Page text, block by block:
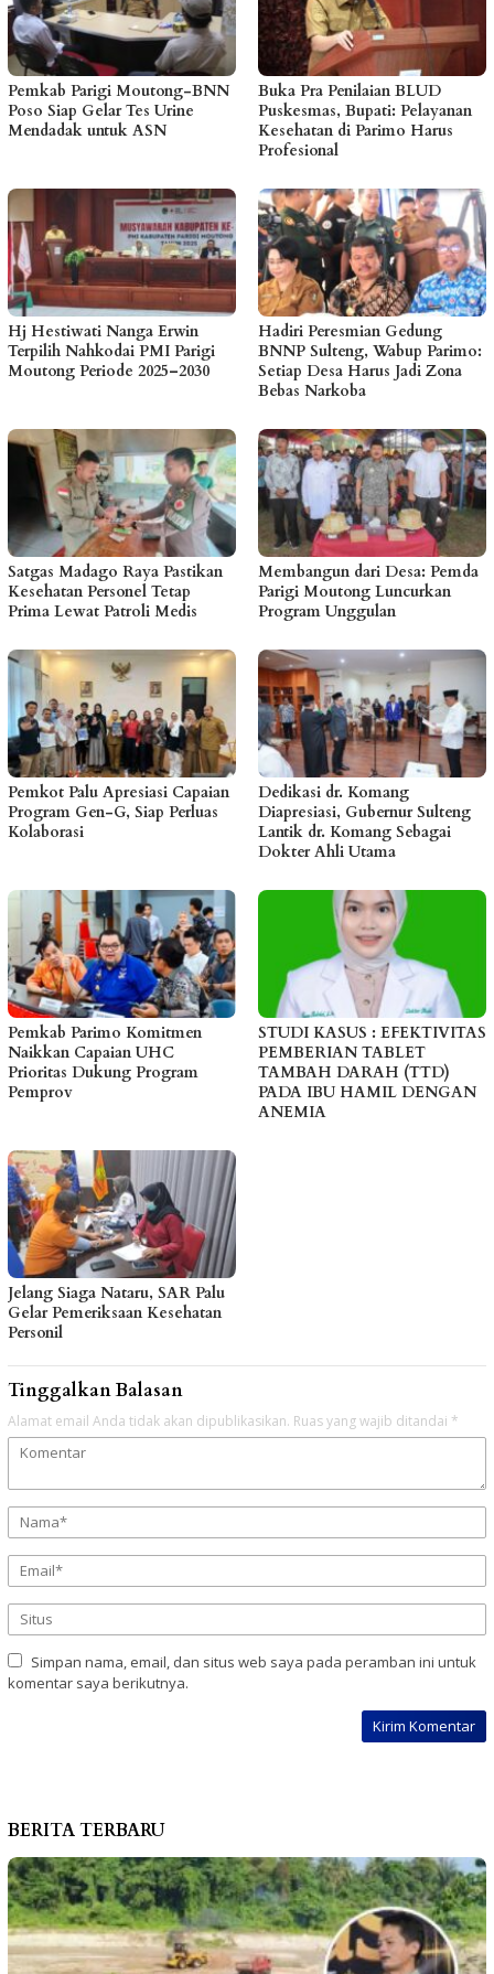
Pemkab Parigi Moutong-BNN
Poso Siap Gelar Tes Urine
Mendadak untuk ASN
Buka Pra Penilaian BLUD
Puskesmas, Bupati: Pelayanan
Kesehatan di Parimo Harus
Profesional
Hj Hestiwati Nanga Erwin
Terpilih Nahkodai PMI Parigi
Moutong Periode 2025–2030
Hadiri Peresmian Gedung
BNNP Sulteng, Wabup Parimo:
Setiap Desa Harus Jadi Zona
Bebas Narkoba
Satgas Madago Raya Pastikan
Kesehatan Personel Tetap
Prima Lewat Patroli Medis
Membangun dari Desa: Pemda
Parigi Moutong Luncurkan
Program Unggulan
Pemkot Palu Apresiasi Capaian
Program Gen-G, Siap Perluas
Kolaborasi
Dedikasi dr. Komang
Diapresiasi, Gubernur Sulteng
Lantik dr. Komang Sebagai
Dokter Ahli Utama
Pemkab Parimo Komitmen
Naikkan Capaian UHC
Prioritas Dukung Program
Pemprov
STUDI KASUS : EFEKTIVITAS
PEMBERIAN TABLET
TAMBAH DARAH (TTD)
PADA IBU HAMIL DENGAN
ANEMIA
Jelang Siaga Nataru, SAR Palu
Gelar Pemeriksaan Kesehatan
Personil
Tinggalkan Balasan
Alamat email Anda tidak akan dipublikasikan. Ruas yang wajib ditandai *
Simpan nama, email, dan situs web saya pada peramban ini untuk
komentar saya berikutnya.
BERITA TERBARU